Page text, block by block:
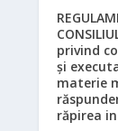
privind
și
materie
răpirea